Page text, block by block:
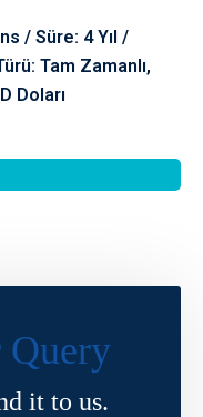
/ Süre: 4 Yıl /
Tam Zamanlı,
Doları
Query
it to us.